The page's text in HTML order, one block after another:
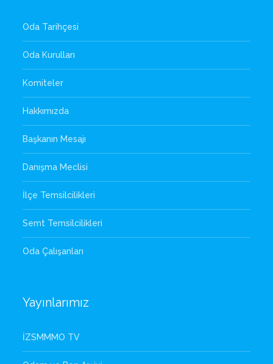
Oda Tarihçesi
Oda Kurulları
Komiteler
Hakkımızda
Başkanın Mesajı
Danışma Meclisi
İlçe Temsilcilikleri
Semt Temsilcilikleri
Oda Çalışanları
Yayınlarımız
İZSMMMO TV